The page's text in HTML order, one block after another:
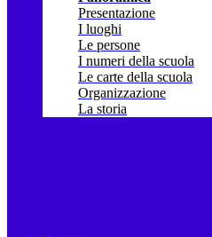
Presentazione
I luoghi
Le persone
I numeri della scuola
Le carte della scuola
Organizzazione
La storia